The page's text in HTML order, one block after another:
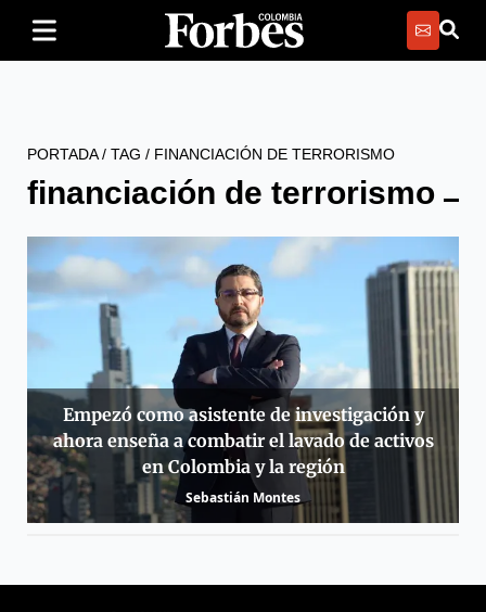
PORTADA/ TAG / FINANCIACIÓN DE TERRORISMO
financiación de terrorismo
Empezó como asistente de investigación y
ahora enseña a combatir el lavado de activos
en Colombia y la región
Sebastián Montes